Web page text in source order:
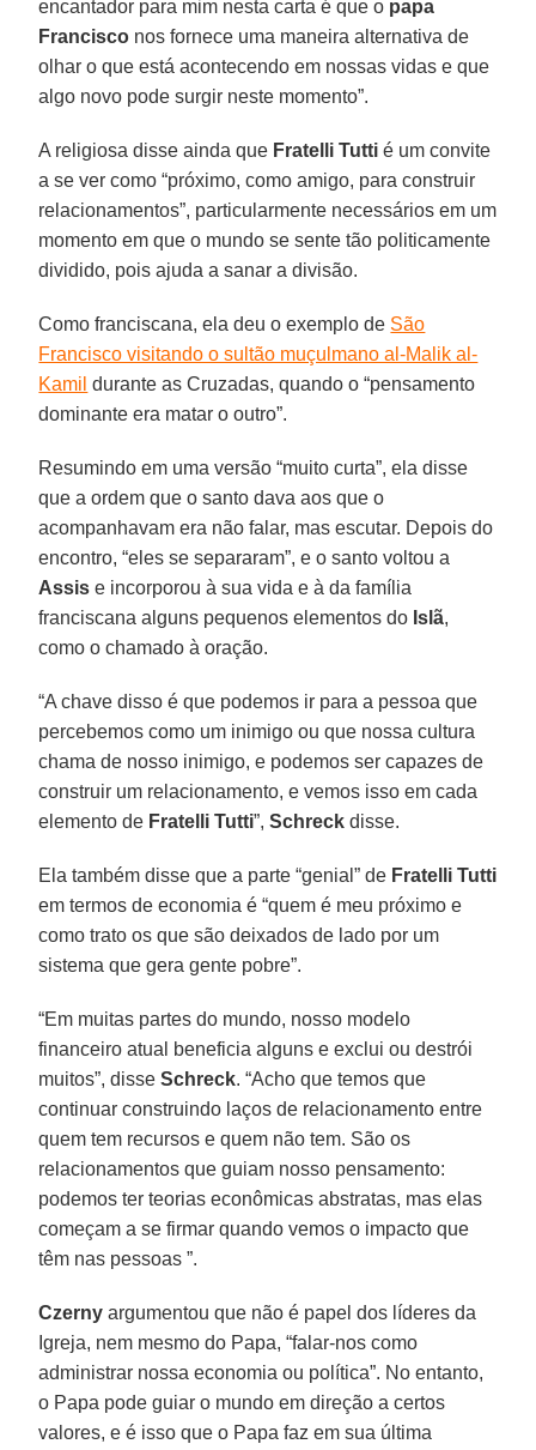
encantador para mim nesta carta é que o papa
Francisco nos fornece uma maneira alternativa de
olhar o que está acontecendo em nossas vidas e que
algo novo pode surgir neste momento”.
A religiosa disse ainda que Fratelli Tutti é um convite
a se ver como “próximo, como amigo, para construir
relacionamentos”, particularmente necessários em um
momento em que o mundo se sente tão politicamente
dividido, pois ajuda a sanar a divisão.
Como franciscana, ela deu o exemplo de São
Francisco visitando o sultão muçulmano al-Malik al-
Kamil durante as Cruzadas, quando o “pensamento
dominante era matar o outro”.
Resumindo em uma versão “muito curta”, ela disse
que a ordem que o santo dava aos que o
acompanhavam era não falar, mas escutar. Depois do
encontro, “eles se separaram”, e o santo voltou a
Assis e incorporou à sua vida e à da família
franciscana alguns pequenos elementos do Islã,
como o chamado à oração.
“A chave disso é que podemos ir para a pessoa que
percebemos como um inimigo ou que nossa cultura
chama de nosso inimigo, e podemos ser capazes de
construir um relacionamento, e vemos isso em cada
elemento de Fratelli Tutti”,Schreck disse.
Ela também disse que a parte “genial” de Fratelli Tutti
em termos de economia é “quem é meu próximo e
como trato os que são deixados de lado por um
sistema que gera gente pobre”.
“Em muitas partes do mundo, nosso modelo
financeiro atual beneficia alguns e exclui ou destrói
muitos”, disseSchreck. “Acho que temos que
continuar construindo laços de relacionamento entre
quem tem recursos e quem não tem. São os
relacionamentos que guiam nosso pensamento:
podemos ter teorias econômicas abstratas, mas elas
começam a se firmar quando vemos o impacto que
têm nas pessoas ”.
Czerny argumentou que não é papel dos líderes da
Igreja, nem mesmo do Papa, “falar-nos como
administrar nossa economia ou política”. No entanto,
o Papa pode guiar o mundo em direção a certos
valores, e é isso que o Papa faz em sua última